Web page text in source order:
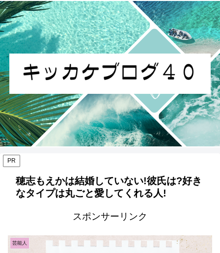
PR
穂志もえかは結婚していない!彼氏は?好き
なタイプは丸ごと愛してくれる人!
スポンサーリンク
芸能人